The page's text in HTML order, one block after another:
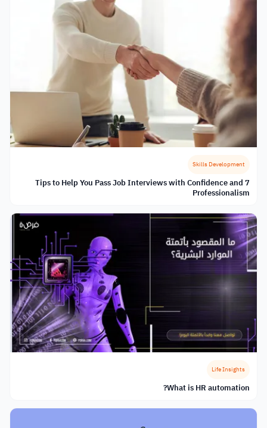
Skills Development
7 Tips to Help You Pass Job Interviews with Confidence and
Professionalism
Life Insights
What is HR automation?